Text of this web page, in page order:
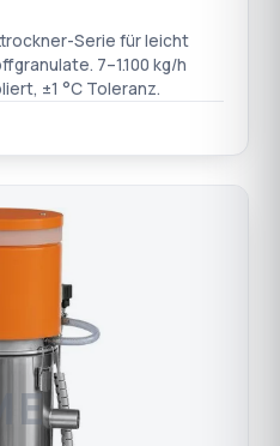
Serie für leicht
7–1.100 kg/h
±1 °C Toleranz.